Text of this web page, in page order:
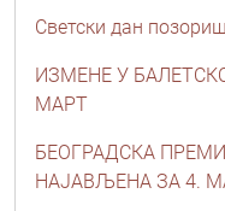
Светски дан
ИЗМЕНЕ У
МАРТ
БЕОГРАДСКА
НАЈАВЉЕНА ЗА 4.